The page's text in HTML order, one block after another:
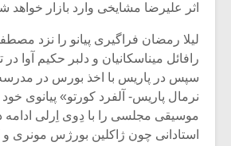
اثر علیرضا مشایخی وارد بازار خواهد
لیلا رمضان فراگیری پیانو را نزد
رافائل میناسکانیان و دلبر حکیم آوا در
سپس در پاریس با اخذ بورس در
نرمال پاریس- آلفرد کورتو» پیانوی خود
موسیقی مجلسی را با دِوی اِرلی ادامه
استادانی چون ژاکلین بورژس مونری و